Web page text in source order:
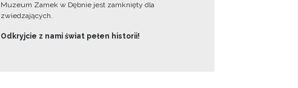
Muzeum Zamek w Dębnie jest zamknięty dla
zwiedzających.
Odkryjcie z nami świat pełen historii!